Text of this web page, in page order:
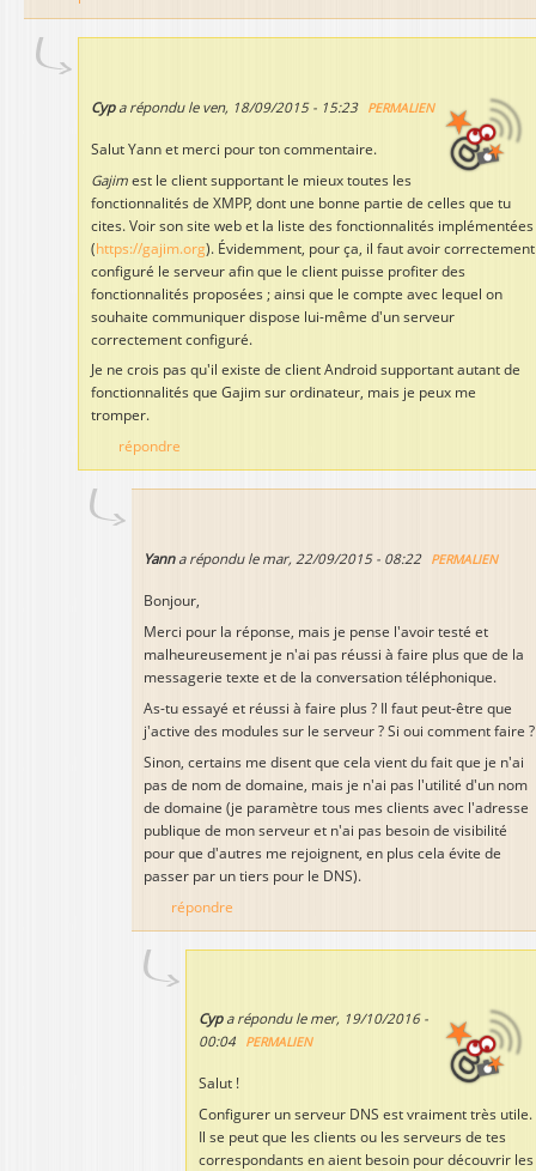
Cypa répondu le ven, 18/09/2015 - 15:23 PERMALIEN
Salut Yann et merci pour ton commentaire.
Gajim est le client supportant le mieux toutes les
fonctionnalités de XMPP, dont une bonne partie de celles que tu
cites. Voir son site web et la liste des fonctionnalités implémentées
(https://gajim.org). Évidemment, pour ça, il faut avoir correctement
configuré le serveur afin que le client puisse profiter des
fonctionnalités proposées ; ainsi que le compte avec lequel on
souhaite communiquer dispose lui-même d'un serveur
correctement configuré.
Je ne crois pas qu'il existe de client Android supportant autant de
fonctionnalités que Gajim sur ordinateur, mais je peux me
tromper.
répondre
Yanna répondu le mar, 22/09/2015 - 08:22 PERMALIEN
Bonjour,
Merci pour la réponse, mais je pense l'avoir testé et
malheureusement je n'ai pas réussi à faire plus que de la
messagerie texte et de la conversation téléphonique.
As-tu essayé et réussi à faire plus ? Il faut peut-être que
j'active des modules sur le serveur ? Si oui comment faire ?
Sinon, certains me disent que cela vient du fait que je n'ai
pas de nom de domaine, mais je n'ai pas l'utilité d'un nom
de domaine (je paramètre tous mes clients avec l'adresse
publique de mon serveur et n'ai pas besoin de visibilité
pour que d'autres me rejoignent, en plus cela évite de
passer par un tiers pour le DNS).
répondre
Cypa répondu le mer, 19/10/2016 -
00:04
PERMALIEN
Salut !
Configurer un serveur DNS est vraiment très utile.
Il se peut que les clients ou les serveurs de tes
correspondants en aient besoin pour découvrir les